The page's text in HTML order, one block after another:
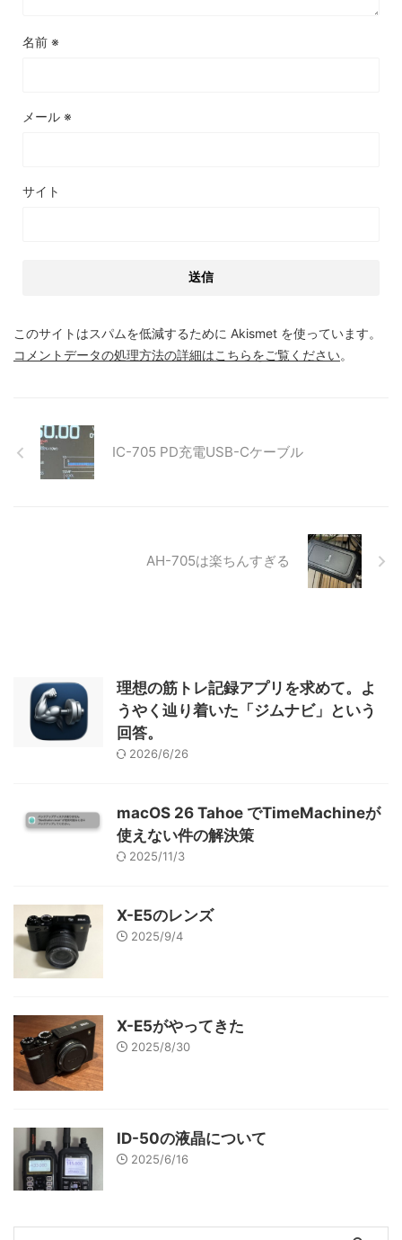
名前 ※
メール ※
サイト
このサイトはスパムを低減するために Akismet を使っています。
コメントデータの処理方法の詳細はこちらをご覧ください。
IC-705 PD充電USB-Cケーブル
AH-705は楽ちんすぎる
理想の筋トレ記録アプリを求めて。よ
うやく辿り着いた「ジムナビ」という
回答。
2026/6/26
macOS 26 Tahoe でTimeMachineが
使えない件の解決策
2025/11/3
X-E5のレンズ
2025/9/4
X-E5がやってきた
2025/8/30
ID-50の液晶について
2025/6/16